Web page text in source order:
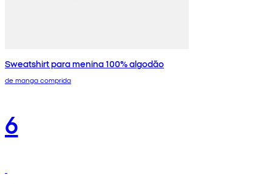
Sweatshirt para menina 100% algodão
de manga comprida
6